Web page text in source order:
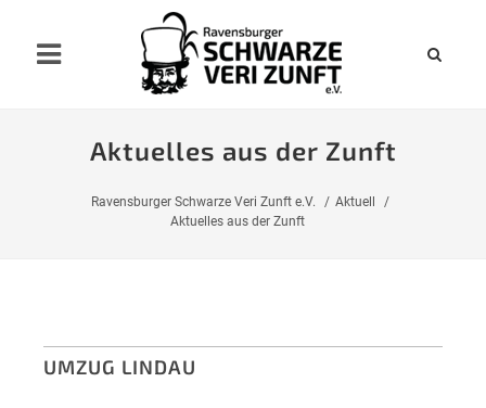
Aktuelles aus der Zunft
Ravensburger Schwarze Veri Zunft e.V.
Aktuell
Aktuelles aus der Zunft
UMZUG LINDAU